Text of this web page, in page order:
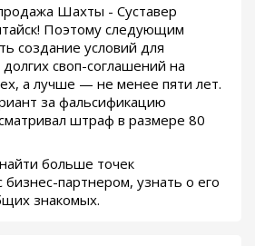
Шахты - Суставер
Поэтому следующим
создание условий для
своп-соглашений на
а лучше — не менее пяти лет.
за фальсификацию
штраф в размере 80
больше точек
бизнес-партнером, узнать о его
знакомых.